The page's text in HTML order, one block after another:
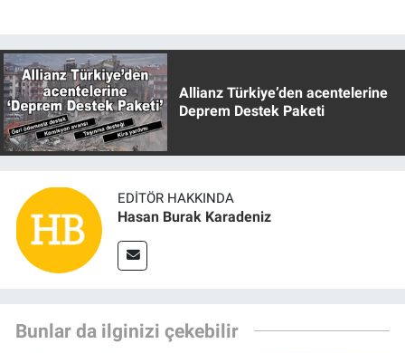
Allianz Türkiye’den acentelerine
Deprem Destek Paketi
EDITÖR HAKKINDA
Hasan Burak Karadeniz
Bunlar da ilginizi çekebilir